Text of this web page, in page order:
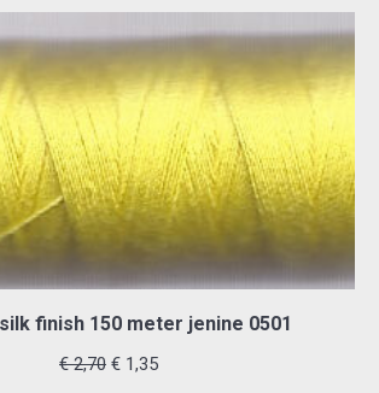
finish 150 meter jenine 0501
€2,70 Oorspronkelijke
€ 1,35Huidige